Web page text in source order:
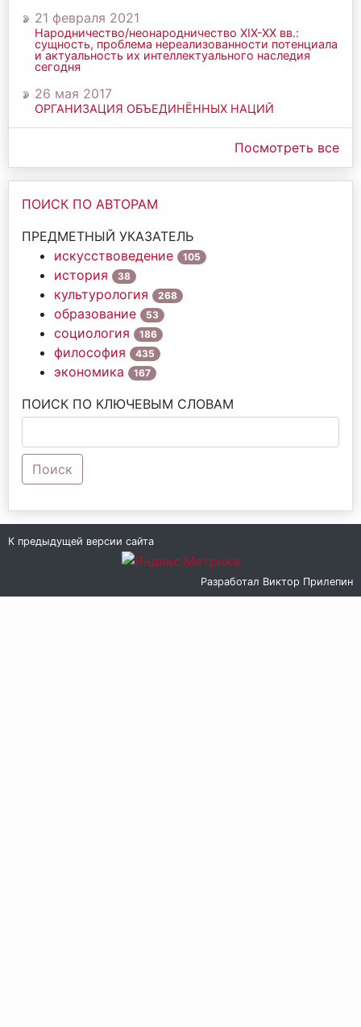
21 февраля 2021
Народничество/неонародничество ХIХ-ХХ вв.:
сущность, проблема нереализованности потенциала
и актуальность их интеллектуального наследия
сегодня
26 мая 2017
ОРГАНИЗАЦИЯ ОБЪЕДИНЁННЫХ НАЦИЙ
Посмотреть все
ПОИСК ПО АВТОРАМ
ПРЕДМЕТНЫЙ УКАЗАТЕЛЬ
искусствоведение
105
история 38
культурология 268
образование 53
социология 186
философия 435
экономика 167
ПОИСК ПО КЛЮЧЕВЫМ СЛОВАМ
Поиск
К предыдущей версии сайта
Разработал Виктор Прилепин